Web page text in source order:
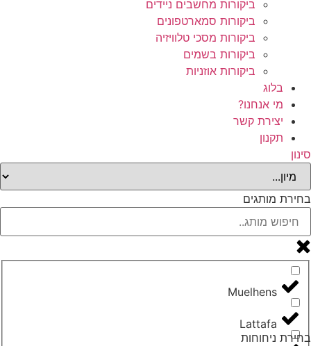
ביקורות מחשבים ניידים
ביקורות סמארטפונים
ביקורות מסכי טלוויזיה
ביקורות בשמים
ביקורות אוזניות
בלוג
מי אנחנו?
יצירת קשר
תקנון
סינון
בחירת מותגים
Lattafa
בחירת ניחוחות